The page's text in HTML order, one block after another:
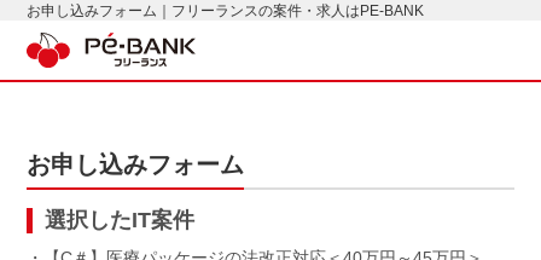
お申し込みフォーム｜フリーランスの案件・求人はPE-BANK
お申し込みフォーム
選択したIT案件